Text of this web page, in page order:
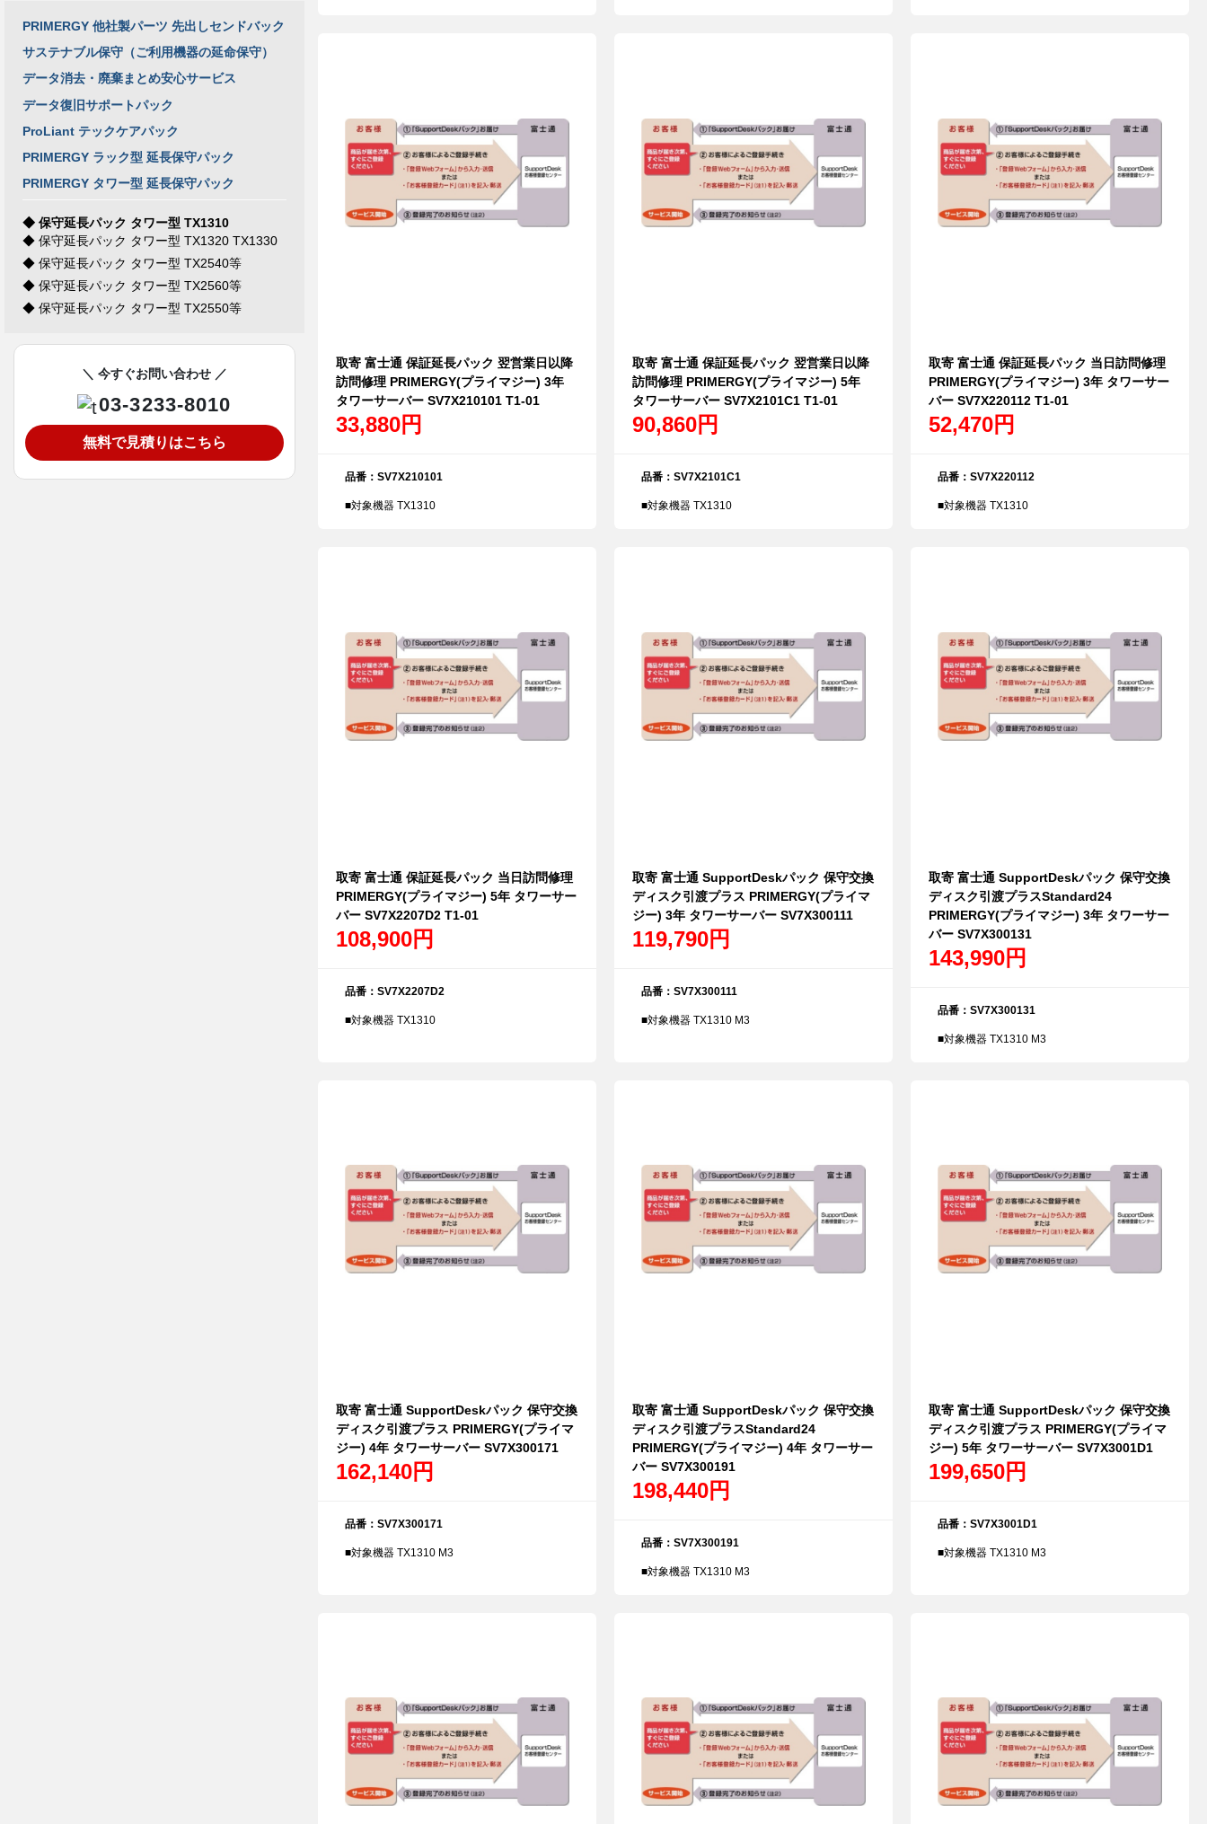
取寄 富士通 保証延長パック 翌営業日以降
訪問修理 PRIMERGY(プライマジー) 3年
タワーサーバー SV7X210101 T1-01
33,880円
品番：SV7X210101
■対象機器 TX1310
取寄 富士通 保証延長パック 翌営業日以降
訪問修理 PRIMERGY(プライマジー) 5年
タワーサーバー SV7X2101C1 T1-01
90,860円
品番：SV7X2101C1
■対象機器 TX1310
取寄 富士通 保証延長パック 当日訪問修理
PRIMERGY(プライマジー) 3年 タワーサー
バー SV7X220112 T1-01
52,470円
品番：SV7X220112
■対象機器 TX1310
取寄 富士通 保証延長パック 当日訪問修理
PRIMERGY(プライマジー) 5年 タワーサー
バー SV7X2207D2 T1-01
108,900円
品番：SV7X2207D2
■対象機器 TX1310
取寄 富士通 SupportDeskパック 保守交換
ディスク引渡プラス PRIMERGY(プライマ
ジー) 3年 タワーサーバー SV7X300111
119,790円
品番：SV7X300111
■対象機器 TX1310 M3
取寄 富士通 SupportDeskパック 保守交換
ディスク引渡プラスStandard24
PRIMERGY(プライマジー) 3年 タワーサー
バー SV7X300131
143,990円
品番：SV7X300131
■対象機器 TX1310 M3
取寄 富士通 SupportDeskパック 保守交換
ディスク引渡プラス PRIMERGY(プライマ
ジー) 4年 タワーサーバー SV7X300171
162,140円
品番：SV7X300171
■対象機器 TX1310 M3
取寄 富士通 SupportDeskパック 保守交換
ディスク引渡プラスStandard24
PRIMERGY(プライマジー) 4年 タワーサー
バー SV7X300191
198,440円
品番：SV7X300191
■対象機器 TX1310 M3
取寄 富士通 SupportDeskパック 保守交換
ディスク引渡プラス PRIMERGY(プライマ
ジー) 5年 タワーサーバー SV7X3001D1
199,650円
品番：SV7X3001D1
■対象機器 TX1310 M3
PRIMERGY 他社製パーツ 先出しセンドバック
サステナブル保守（ご利用機器の延命保守）
データ消去・廃棄まとめ安心サービス
データ復旧サポートパック
ProLiant テックケアパック
PRIMERGY ラック型 延長保守パック
PRIMERGY タワー型 延長保守パック
◆ 保守延長パック タワー型 TX1310
◆ 保守延長パック タワー型 TX1320 TX1330
◆ 保守延長パック タワー型 TX2540等
◆ 保守延長パック タワー型 TX2560等
◆ 保守延長パック タワー型 TX2550等
＼ 今すぐお問い合わせ ／
03-3233-8010
無料で見積りはこちら